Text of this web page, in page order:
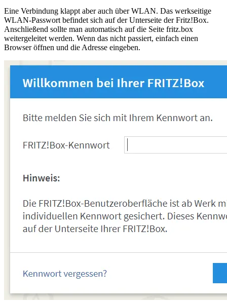
Eine Verbindung klappt aber auch über WLAN. Das werkseitige
WLAN-Passwort befindet sich auf der Unterseite der Fritz!Box.
Anschließend sollte man automatisch auf die Seite fritz.box
weitergeleitet werden. Wenn das nicht passiert, einfach einen
Browser öffnen und die Adresse eingeben.